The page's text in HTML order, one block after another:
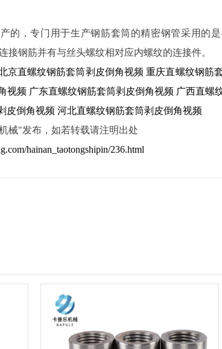
的，专门用于生产钢筋套筒的精密钢管采用的
接钢筋并有与丝头螺纹相对应内螺纹的连接件。
京直螺纹钢筋套筒剥皮倒角视频 重庆直螺纹钢筋
视频 广东直螺纹钢筋套筒剥皮倒角视频 广西直螺
皮倒角视频 河北直螺纹钢筋套筒剥皮倒角视频
械"发布，如若转载请注明出处
hainan_taotongshipin/236.html